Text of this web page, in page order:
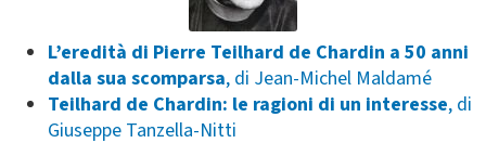
L’eredità di Pierre Teilhard de Chardin a 50 anni
dalla sua scomparsa, di Jean-Michel Maldamé
Teilhard de Chardin: le ragioni di un interesse, di
Giuseppe Tanzella-Nitti